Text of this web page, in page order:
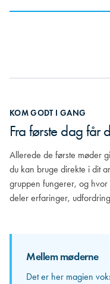
KOM GODT I GANG
Fra første dag får
Allerede de første møder
du kan bruge direkte i dit
gruppen fungerer, og
deler erfaringer,
Mellem møderne
Det er her magien
INVOLVER DIG
Når dialog bliver
Efterhånden som
de andre at kende. Du
sidder rundt om bordet, og
spejle og styrke hinanden.
Mellem møderne
SE EFFEKTEN
Når fællesskabet
Nu er gruppens dynamik
bidrager med skarp
oplever, hvordan
Samspillet bliver mere
netværksgruppe: det er